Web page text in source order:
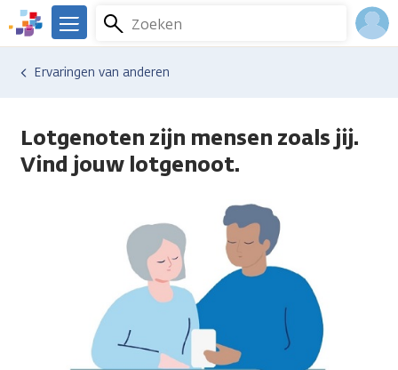
Overslaan
en
naar
We
er
Kanker.nl
Zoeken
Menu
Ervaringen van anderen
Lotgenoten zijn mensen zoals jij.
Vind jouw lotgenoot.